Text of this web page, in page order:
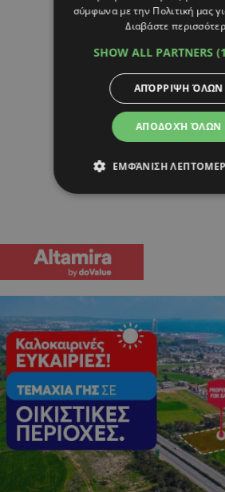
σύμφωνα με την Πολιτική μας
Διαβάστε
SHOW ALL PARTNERS
ΑΠΟΔΟΧΉ ΌΛΩΝ
ΑΠΌΡΡΙΨΗ ΌΛΩΝ
ΕΜΦΆΝΙΣΗ